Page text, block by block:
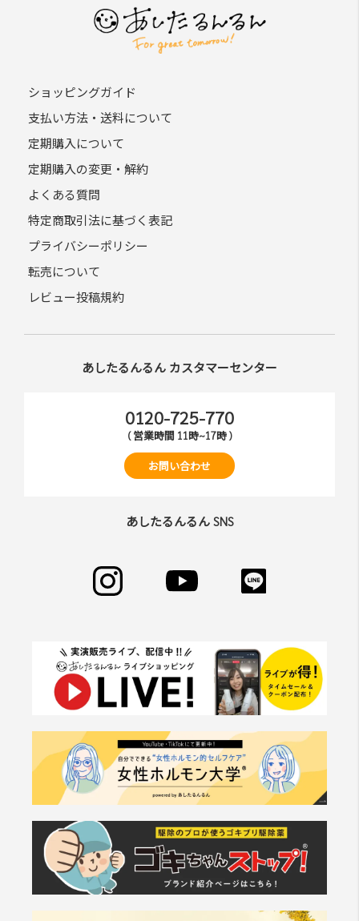
ショッピングガイド
支払い方法・送料について
定期購入について
定期購入の変更・解約
よくある質問
特定商取引法に基づく表記
プライバシーポリシー
転売について
レビュー投稿規約
あしたるんるん カスタマーセンター
0120-725-770
( 営業時間 11時~17時 )
お問い合わせ
あしたるんるん SNS